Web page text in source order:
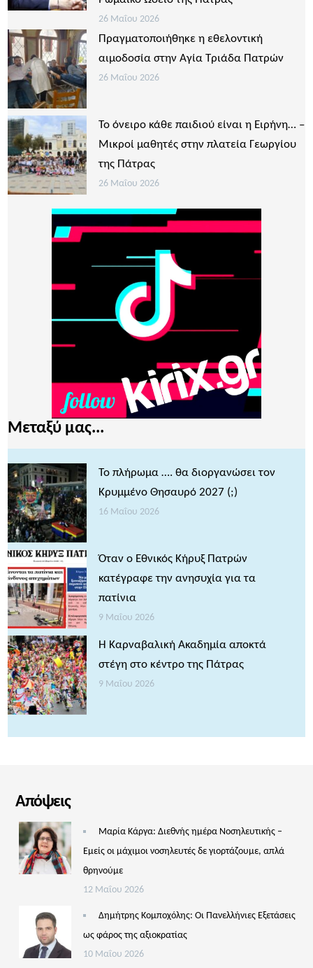
26 Μαΐου 2026
Πραγματοποιήθηκε η εθελοντική
αιμοδοσία στην Αγία Τριάδα Πατρών
26 Μαΐου 2026
Το όνειρο κάθε παιδιού είναι η Ειρήνη… –
Μικροί μαθητές στην πλατεία Γεωργίου
της Πάτρας
26 Μαΐου 2026
Μεταξύ μας...
Το πλήρωμα …. θα διοργανώσει τον
Κρυμμένο Θησαυρό 2027 (;)
16 Μαΐου 2026
Όταν ο Εθνικός Κήρυξ Πατρών
κατέγραφε την ανησυχία για τα
πατίνια
9 Μαΐου 2026
Η Καρναβαλική Ακαδημία αποκτά
στέγη στο κέντρο της Πάτρας
9 Μαΐου 2026
Απόψεις
Μαρία Κάργα: Διεθνής ημέρα Νοσηλευτικής –
Εμείς οι μάχιμοι νοσηλευτές δε γιορτάζουμε, απλά
θρηνούμε
12 Μαΐου 2026
Δημήτρης Κομποχόλης: Οι Πανελλήνιες Εξετάσεις
ως φάρος της αξιοκρατίας
10 Μαΐου 2026